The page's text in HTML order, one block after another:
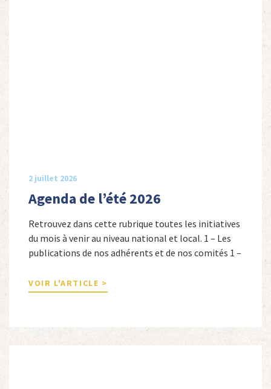
2 juillet 2026
Agenda de l’été 2026
Retrouvez dans cette rubrique toutes les initiatives
du mois à venir au niveau national et local. 1 – Les
publications de nos adhérents et de nos comités 1 –
Cordeboeuf, Christophe Touron et Agnès Dioné,
Nouvelles Sources Éditions, 2026. Ils venaient
autres […]
VOIR L'ARTICLE >